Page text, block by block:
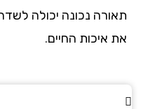
נכונה יכולה לשדרג
איכות החיים.